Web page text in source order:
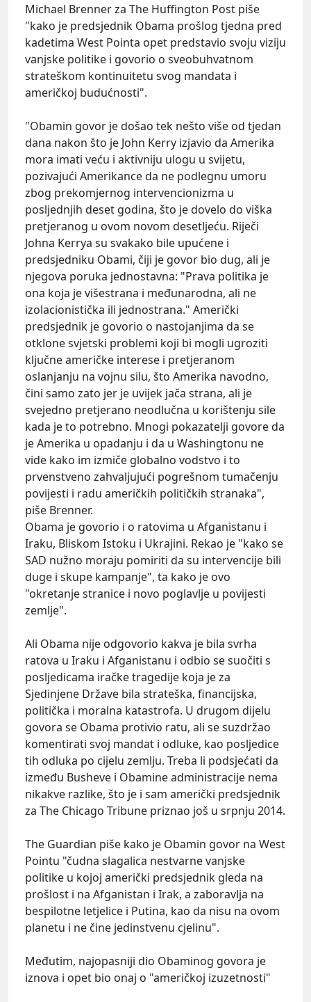
Michael Brenner za The Huffington Post piše
"kako je predsjednik Obama prošlog tjedna pred
kadetima West Pointa opet predstavio svoju viziju
vanjske politike i govorio o sveobuhvatnom
strateškom kontinuitetu svog mandata i
američkoj budućnosti".
"Obamin govor je došao tek nešto više od tjedan
dana nakon što je John Kerry izjavio da Amerika
mora imati veću i aktivniju ulogu u svijetu,
pozivajući Amerikance da ne podlegnu umoru
zbog prekomjernog intervencionizma u
posljednjih deset godina, što je dovelo do viška
pretjeranog u ovom novom desetljeću. Riječi
Johna Kerrya su svakako bile upućene i
predsjedniku Obami, čiji je govor bio dug, ali je
njegova poruka jednostavna: "Prava politika je
ona koja je višestrana i međunarodna, ali ne
izolacionistička ili jednostrana." Američki
predsjednik je govorio o nastojanjima da se
otklone svjetski problemi koji bi mogli ugroziti
ključne američke interese i pretjeranom
oslanjanju na vojnu silu, što Amerika navodno,
čini samo zato jer je uvijek jača strana, ali je
svejedno pretjerano neodlučna u korištenju sile
kada je to potrebno. Mnogi pokazatelji govore da
je Amerika u opadanju i da u Washingtonu ne
vide kako im izmiče globalno vodstvo i to
prvenstveno zahvaljujući pogrešnom tumačenju
povijesti i radu američkih političkih stranaka",
piše Brenner.
Obama je govorio i o ratovima u Afganistanu i
Iraku, Bliskom Istoku i Ukrajini. Rekao je "kako se
SAD nužno moraju pomiriti da su intervencije bili
duge i skupe kampanje", ta kako je ovo
"okretanje stranice i novo poglavlje u povijesti
zemlje".
Ali Obama nije odgovorio kakva je bila svrha
ratova u Iraku i Afganistanu i odbio se suočiti s
posljedicama iračke tragedije koja je za
Sjedinjene Države bila strateška, financijska,
politička i moralna katastrofa. U drugom dijelu
govora se Obama protivio ratu, ali se suzdržao
komentirati svoj mandat i odluke, kao posljedice
tih odluka po cijelu zemlju. Treba li podsjećati da
između Busheve i Obamine administracije nema
nikakve razlike, što je i sam američki predsjednik
za The Chicago Tribune priznao još u srpnju 2014.
The Guardian piše kako je Obamin govor na West
Pointu "čudna slagalica nestvarne vanjske
politike u kojoj američki predsjednik gleda na
prošlost i na Afganistan i Irak, a zaboravlja na
bespilotne letjelice i Putina, kao da nisu na ovom
planetu i ne čine jedinstvenu cjelinu".
Međutim, najopasniji dio Obaminog govora je
iznova i opet bio onaj o "američkoj izuzetnosti"